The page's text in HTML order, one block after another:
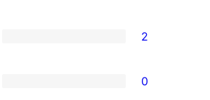
2
0